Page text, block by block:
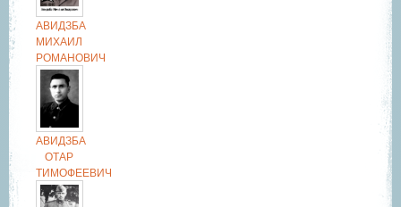
АВИДЗБА
МИХАИЛ
РОМАНОВИЧ
АВИДЗБА
ОТАР
ТИМОФЕЕВИЧ